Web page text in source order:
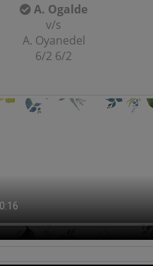
A. Ogalde
v/s
A. Oyanedel
6/2 6/2